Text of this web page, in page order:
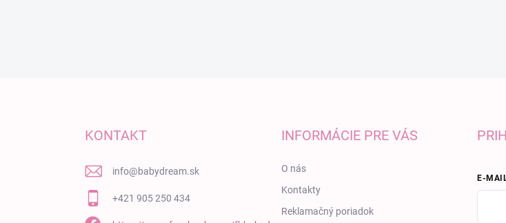
KONTAKT
info@babydream.sk
+421 905 250 434
INFORMÁCIE PRE VÁS
O nás
Kontakty
Reklamačný poriadok
E-